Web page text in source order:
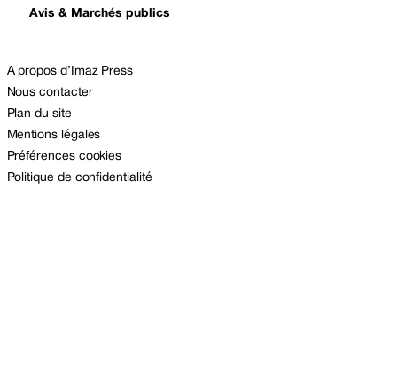
Avis & Marchés publics
A propos d’Imaz Press
Nous contacter
Plan du site
Mentions légales
Préférences cookies
Politique de confidentialité